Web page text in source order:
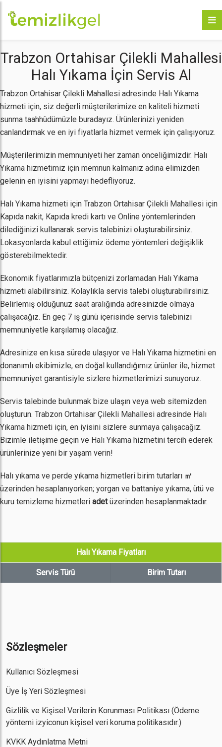
Trabzon Ortahisar Çilekli Mahallesi
Halı Yıkama İçin Servis Al
Trabzon Ortahisar Çilekli Mahallesi adresinde Halı Yıkama
hizmeti için, siz değerli müşterilerimize en kaliteli hizmeti
sunma taahhüdümüzle buradayız. Ürünlerinizi yeniden
canlandırmak ve en iyi fiyatlarla hizmet vermek için çalışıyoruz.
Müşterilerimizin memnuniyeti her zaman önceliğimizdir. Halı
Yıkama hizmetimiz için memnun kalmanız adına elimizden
gelenin en iyisini yapmayı hedefliyoruz.
Halı Yıkama hizmeti için Trabzon Ortahisar Çilekli Mahallesi için
Kapıda nakit, Kapıda kredi kartı ve Online yöntemlerinden
dilediğinizi kullanarak servis talebinizi oluşturabilirsiniz.
Lokasyonlarda kabul ettiğimiz ödeme yöntemleri değişiklik
gösterebilmektedir.
Ekonomik fiyatlarımızla bütçenizi zorlamadan Halı Yıkama
hizmeti alabilirsiniz. Kolaylıkla servis talebi oluşturabilirsiniz.
Belirlemiş olduğunuz saat aralığında adresinizde olmaya
çalışacağız. En geç 7 iş günü içerisinde servis talebinizi
memnuniyetle karşılamış olacağız.
Adresinize en kısa sürede ulaşıyor ve Halı Yıkama hizmetini en
donanımlı ekibimizle, en doğal kullandığımız ürünler ile, hizmet
memnuniyet garantisiyle sizlere hizmetlerimizi sunuyoruz.
Servis talebinde bulunmak bize ulaşın veya web sitemizden
oluşturun. Trabzon Ortahisar Çilekli Mahallesi adresinde Halı
Yıkama hizmeti için, en iyisini sizlere sunmaya çalışacağız.
Bizimle iletişime geçin ve Halı Yıkama hizmetini tercih ederek
ürünlerinize yeni bir yaşam verin!
Halı yıkama ve perde yıkama hizmetleri birim tutarları ㎡
üzerinden hesaplanıyorken; yorgan ve battaniye yıkama, ütü ve
kuru temizleme hizmetleri adetüzerinden hesaplanmaktadır.
Halı Yıkama Fiyatları
Servis Türü Birim Tutarı
Sözleşmeler
Kullanıcı Sözleşmesi
Üye İş Yeri Sözleşmesi
Gizlilik ve Kişisel Verilerin Korunması Politikası (Ödeme
yöntemi izyiconun kişisel veri koruma politikasıdır.)
KVKK Aydınlatma Metni